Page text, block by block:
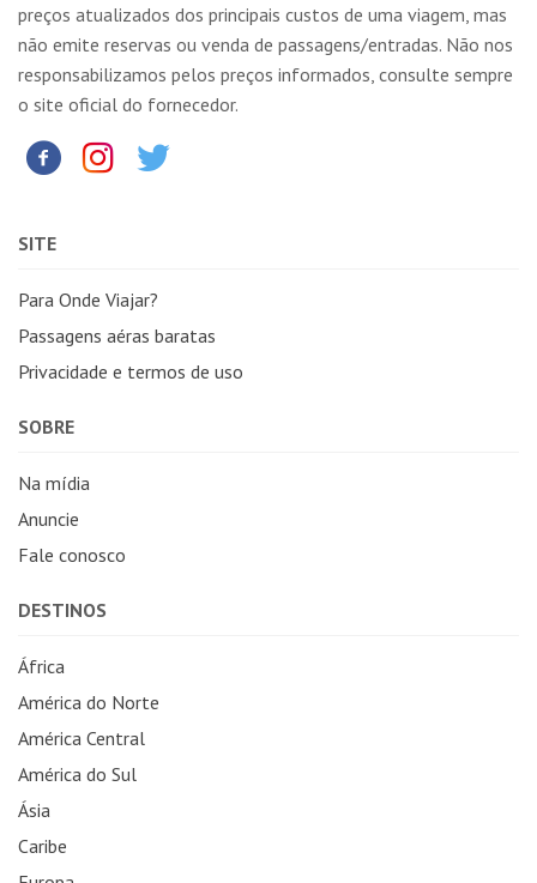
preços atualizados dos principais custos de uma viagem, mas
não emite reservas ou venda de passagens/entradas. Não nos
responsabilizamos pelos preços informados, consulte sempre
o site oficial do fornecedor.
SITE
Para Onde Viajar?
Passagens aéras baratas
Privacidade e termos de uso
SOBRE
Na mídia
Anuncie
Fale conosco
DESTINOS
África
América do Norte
América Central
América do Sul
Ásia
Caribe